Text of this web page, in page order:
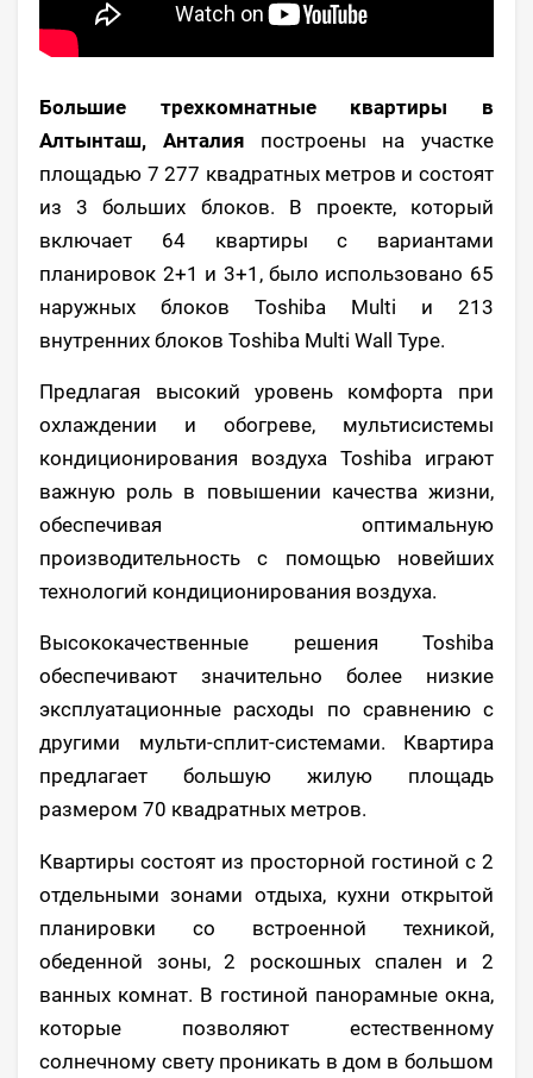
Большие трехкомнатные квартиры в
Алтынташ, Анталия построены на участке
площадью 7 277 квадратных метров и состоят
из 3 больших блоков. В проекте, который
включает 64 квартиры с вариантами
планировок 2+1 и 3+1, было использовано 65
наружных блоков Toshiba Multi и 213
внутренних блоков Toshiba Multi Wall Type.
Предлагая высокий уровень комфорта при
охлаждении и обогреве, мультисистемы
кондиционирования воздуха Toshiba играют
важную роль в повышении качества жизни,
обеспечивая оптимальную
производительность с помощью новейших
технологий кондиционирования воздуха.
Высококачественные решения Toshiba
обеспечивают значительно более низкие
эксплуатационные расходы по сравнению с
другими мульти-сплит-системами. Квартира
предлагает большую жилую площадь
размером 70 квадратных метров.
Квартиры состоят из просторной гостиной с 2
отдельными зонами отдыха, кухни открытой
планировки со встроенной техникой,
обеденной зоны, 2 роскошных спален и 2
ванных комнат. В гостиной панорамные окна,
которые позволяют естественному
солнечному свету проникать в дом в большом